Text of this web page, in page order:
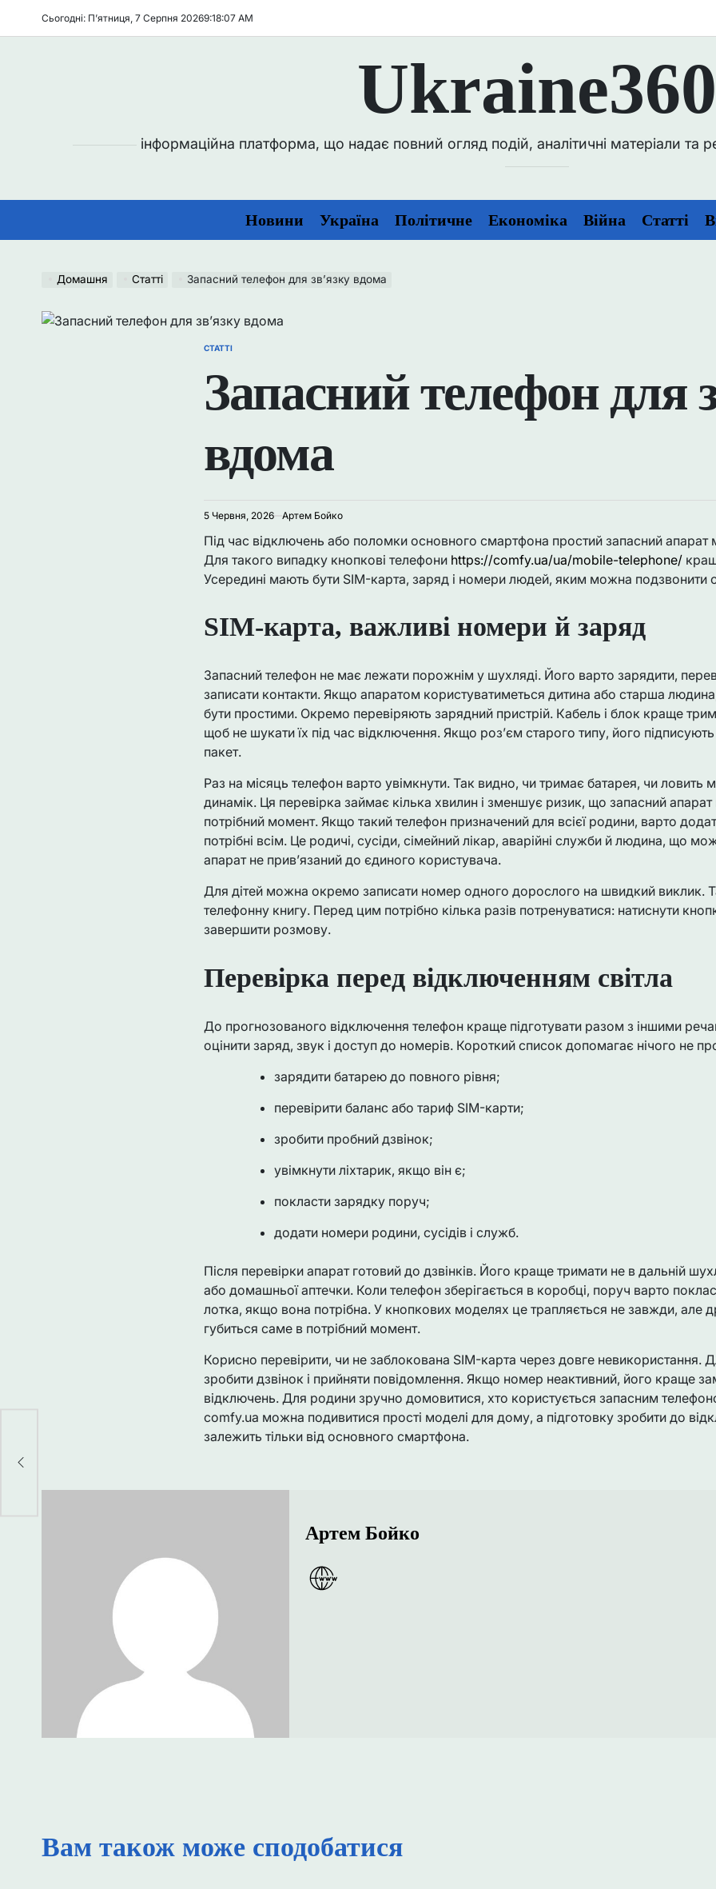
Сьогодні: П’ятниця, 7 Серпня 20269:18:08 AM
Ukraine360
інформаційна платформа, що надає повний огляд подій, аналітичні матеріали та
Новини Україна Політичне Економіка Війна Статті
Домашня Статті Запасний телефон для зв’язку вдома
ОПУБЛІКУВАТИ
СТАТТІ
Запасний телефон для
вдома
5 Червня, 2026 Артем Бойко
Під час відключень або поломки основного смартфона простий запасний
Для такого випадку кнопкові телефони https://comfy.ua/ua/mobile-telephone/
Усередині мають бути SIM-карта, заряд і номери людей, яким можна подзвонити
SIM-карта, важливі номери й заряд
Запасний телефон не має лежати порожнім у шухляді. Його варто зарядити,
записати контакти. Якщо апаратом користуватиметься дитина або старша
бути простими. Окремо перевіряють зарядний пристрій. Кабель і блок краще
щоб не шукати їх під час відключення. Якщо роз’єм старого типу, його
пакет.
Раз на місяць телефон варто увімкнути. Так видно, чи тримає батарея, чи
динамік. Ця перевірка займає кілька хвилин і зменшує ризик, що запасний апарат
потрібний момент. Якщо такий телефон призначений для всієї родини, варто
потрібні всім. Це родичі, сусіди, сімейний лікар, аварійні служби й людина, що
апарат не прив’язаний до єдиного користувача.
Для дітей можна окремо записати номер одного дорослого на швидкий виклик.
телефонну книгу. Перед цим потрібно кілька разів потренуватися: натиснути
завершити розмову.
Перевірка перед відключенням світла
До прогнозованого відключення телефон краще підготувати разом з іншими
оцінити заряд, звук і доступ до номерів. Короткий список допомагає нічого не
зарядити батарею до повного рівня;
перевірити баланс або тариф SIM-карти;
зробити пробний дзвінок;
увімкнути ліхтарик, якщо він є;
покласти зарядку поруч;
додати номери родини, сусідів і служб.
Після перевірки апарат готовий до дзвінків. Його краще тримати не в дальній
або домашньої аптечки. Коли телефон зберігається в коробці, поруч варто
лотка, якщо вона потрібна. У кнопкових моделях це трапляється не завжди, але
губиться саме в потрібний момент.
Корисно перевірити, чи не заблокована SIM-карта через довге невикористання.
зробити дзвінок і прийняти повідомлення. Якщо номер неактивний, його краще
відключень. Для родини зручно домовитися, хто користується запасним
comfy.ua можна подивитися прості моделі для дому, а підготовку зробити до
залежить тільки від основного смартфона.
Артем Бойко
Вам також може сподобатися